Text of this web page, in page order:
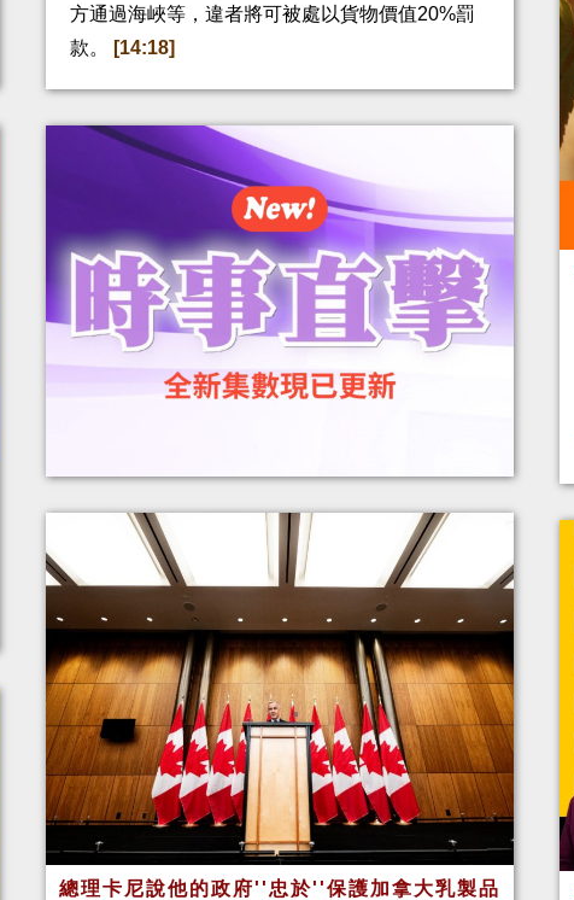
方通過海峽等，違者將可被處以貨物價值20%罰
款。
[14:18]
總理卡尼說他的政府''忠於''保護加拿大乳製品